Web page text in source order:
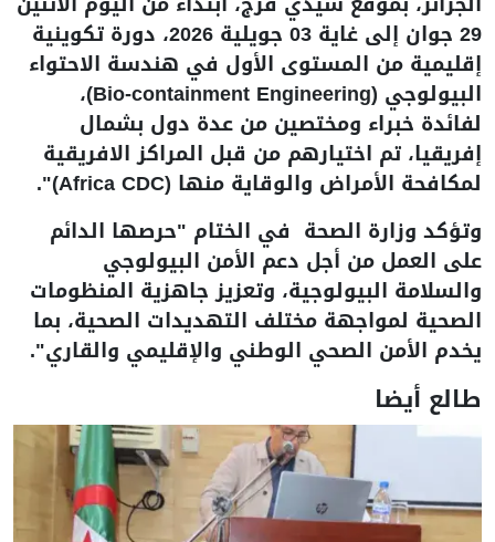
29 جوان إلى غاية 03 جويلية 2026، دورة تكوينية
إقليمية من المستوى الأول في هندسة الاحتواء
البيولوجي (Bio-containment Engineering)،
لفائدة خبراء ومختصين من عدة دول بشمال
إفريقيا، تم اختيارهم من قبل المراكز الافريقية
لمكافحة الأمراض والوقاية منها (Africa CDC)".
وتؤكد وزارة الصحة في الختام "حرصها الدائم
على العمل من أجل دعم الأمن البيولوجي
والسلامة البيولوجية، وتعزيز جاهزية المنظومات
الصحية لمواجهة مختلف التهديدات الصحية، بما
يخدم الأمن الصحي الوطني والإقليمي والقاري".
طالع أيضا